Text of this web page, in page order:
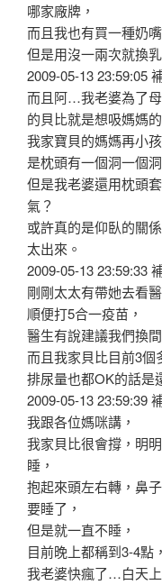
哪家廠牌，
而且我也有買一種奶
但是用沒一兩次就換
2009-05-13 23:59:05
而且阿…我老婆為了
的貝比就是想吸媽媽
我家寶貝的媽媽再小
是枕頭有一個洞一個
但是我老婆還用枕頭
氣？
或許真的是仰臥的關
太出來。
2009-05-13 23:59:33
剛剛太太有帶她去看
順便打5合一疫苗，
醫生有說建議我們換
而且我家貝比目前3個
排尿量也都OK的話是
2009-05-13 23:59:39
我跟各位媽咪講，
我家貝比很會撐，明
睡，
抱起來頭左右轉，鼻
要睡了，
但是就一直不睡，
目前晚上都稱到3-4點，
我老婆快瘋了…白天